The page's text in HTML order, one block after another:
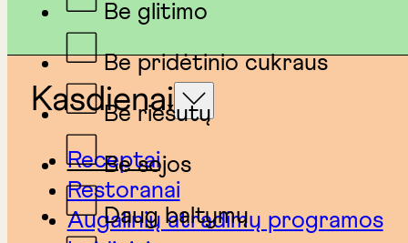
Kasdienai
Receptai
Restoranai
Augalinių atradimų programos
Be glitimo
Be pridėtinio cukraus
Be riešutų
Be sojos
Daug baltymų